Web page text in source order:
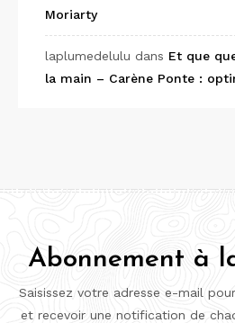
Moriarty
laplumedelulu dans Et que
la main – Carène Ponte :
Abonnement à
Saisissez votre adresse e-mail
et recevoir une notification de